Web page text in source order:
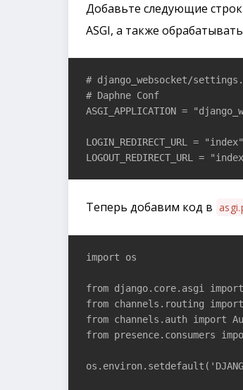
Добавьте следующие
ASGI, а также
# django_websocket/
# Daphne Conf
ASGI_APPLICATION =
LOGIN_REDIRECT_URL = "index"
LOGOUT_REDIRECT_URL =
Теперь добавим код в
import os
from django.core.asgi
from channels.routing
from channels.auth import
from presence.consumers